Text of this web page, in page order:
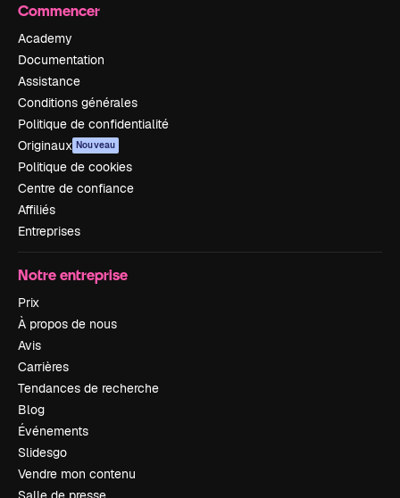
Commencer
Academy
Documentation
Assistance
Conditions générales
Politique de confidentialité
Originaux Nouveau
Politique de cookies
Centre de confiance
Affiliés
Entreprises
Notre entreprise
Prix
À propos de nous
Avis
Carrières
Tendances de recherche
Blog
Événements
Slidesgo
Vendre mon contenu